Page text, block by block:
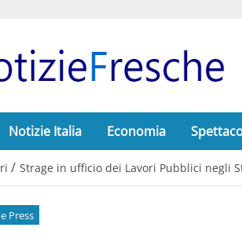
Notizie Italia Economia
/ Strage in ufficio dei Lavori Pubblici negli
Press